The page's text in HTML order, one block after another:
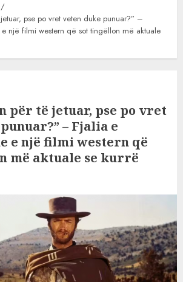
pse po vret veten duke punuar?” –
e një filmi western që sot tingëllon më aktuale
për të jetuar, pse po vret
– Fjalia e
e një filmi western që
më aktuale se kurrë